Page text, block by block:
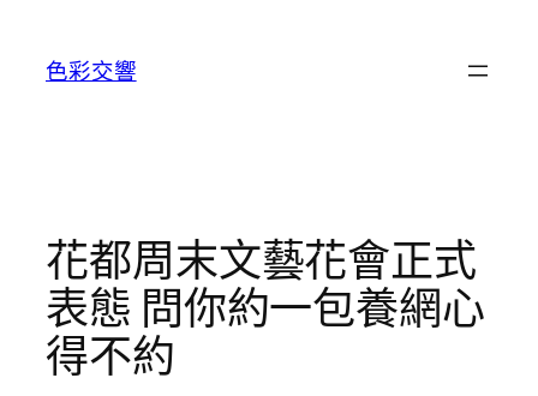
色彩交響
花都周末文藝花會正式
表態 問你約一包養網心
得不約